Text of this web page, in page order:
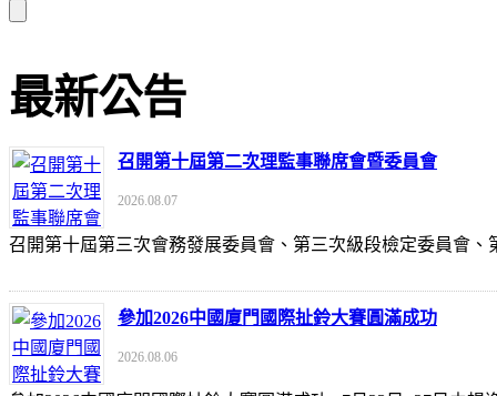
最新公告
召開第十屆第二次理監事聯席會暨委員會
2026.08.07
召開第十屆第三次會務發展委員會、第三次級段檢定委員
參加2026中國廈門國際扯鈴大賽圓滿成功
2026.08.06